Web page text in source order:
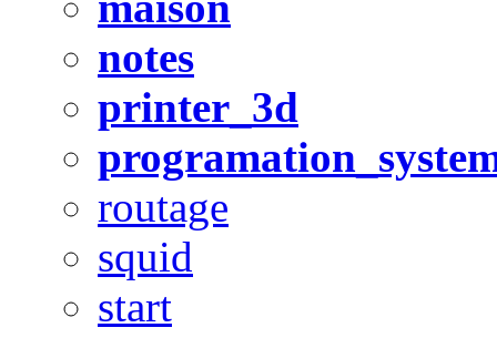
notes
printer_3d
routage
squid
start